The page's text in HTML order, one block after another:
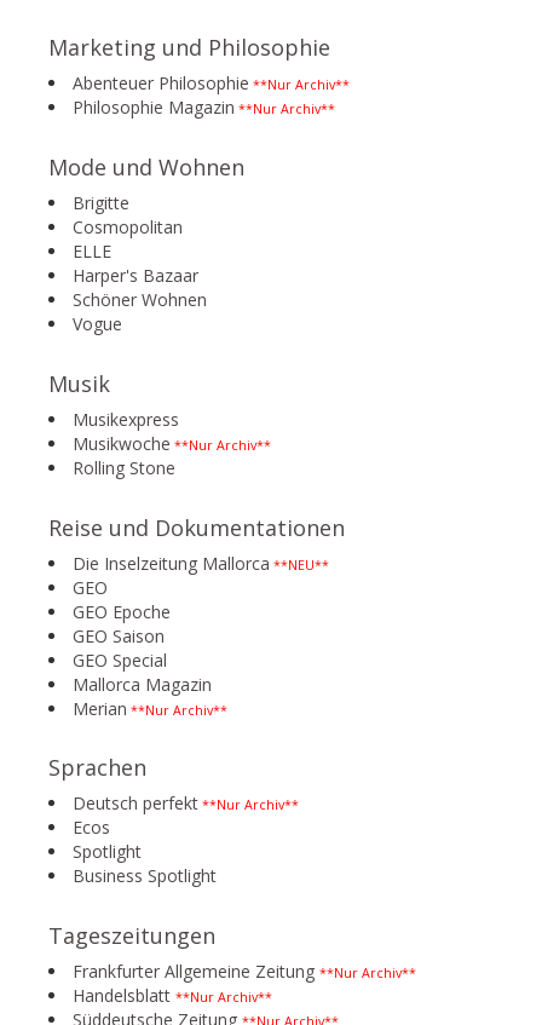
Marketing und Philosophie
Abenteuer Philosophie **Nur Archiv**
Philosophie Magazin **Nur Archiv**
Mode und Wohnen
Brigitte
Cosmopolitan
ELLE
Harper's Bazaar
Schöner Wohnen
Vogue
Musik
Musikexpress
Musikwoche **Nur Archiv**
Rolling Stone
Reise und Dokumentationen
Die Inselzeitung Mallorca **NEU**
GEO
GEO Epoche
GEO Saison
GEO Special
Mallorca Magazin
Merian **Nur Archiv**
Sprachen
Deutsch perfekt **Nur Archiv**
Ecos
Spotlight
Business Spotlight
Tageszeitungen
Frankfurter Allgemeine Zeitung **Nur Archiv**
Handelsblatt **Nur Archiv**
Süddeutsche Zeitung **Nur Archiv**